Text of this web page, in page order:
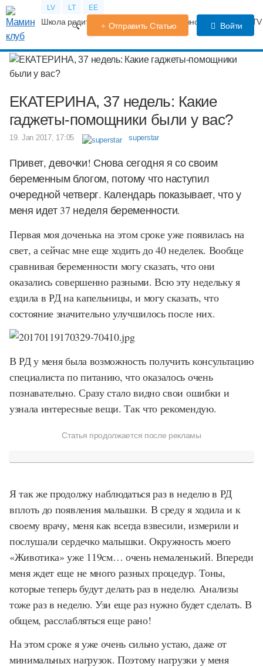
LV LT EE
Школа родителей Календарь беременности Форум
Отправить Статью Войти
ЕКАТЕРИНА, 37 недель: Какие
гаджеты-помощники были у вас?
19. Jan 2017, 17:05 superstar
Привет, девочки! Снова сегодня я со своим
беременным блогом, потому что наступил
очередной четверг. Календарь показывает, что у
меня идет 37 неделя беременности.
Первая моя доченька на этом сроке уже появилась на
свет, а сейчас мне еще ходить до 40 неделек. Вообще
сравнивая беременности могу сказать, что они
оказались совершенно разными. Всю эту недельку я
ездила в РД на капельницы, и могу сказать, что
состояние значительно улучшилось после них.
В РД у меня была возможность получить консультацию
специалиста по питанию, что оказалось очень
познавательно. Сразу стало видно свои ошибки и
узнала интересные вещи. Так что рекомендую.
Статья продолжается после рекламы
Я так же продолжу наблюдаться раз в неделю в РД
вплоть до появления малышки. В среду я ходила и к
своему врачу, меня как всегда взвесили, измерили и
послушали сердечко малышки. Окружность моего
«Животика» уже 119см… очень немаленький. Впереди
меня ждет еще не много разных процедур. Тоны,
которые теперь будут делать раз в неделю. Анализы
тоже раз в неделю. Узи еще раз нужно будет сделать. В
общем, расслабляться еще рано!
На этом сроке я уже очень сильно устаю, даже от
минимальных нагрузок. Поэтому нагрузки у меня